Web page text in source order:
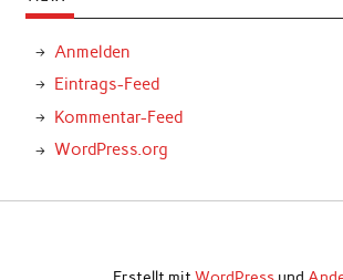
Anmelden
Eintrags-Feed
Kommentar-Feed
WordPress.org